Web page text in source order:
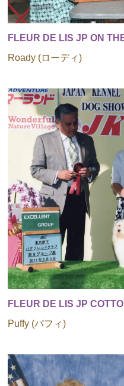
FLEUR DE LIS JP ON
Roady (ローディ)
FLEUR DE LIS JP
Puffy (パフィ)